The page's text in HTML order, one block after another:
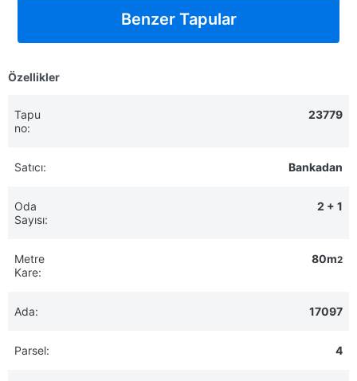
Benzer Tapular
Özellikler
Tapu
no:
23779
Satıcı: Bankadan
Oda
Sayısı:
2 + 1
Metre
Kare:
80m2
Ada: 17097
Parsel: 4